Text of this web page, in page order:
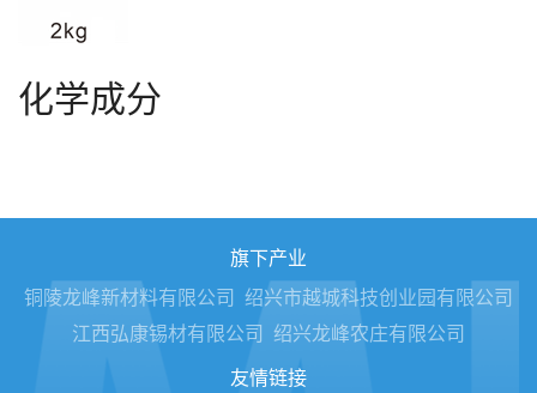
化学成分
旗下产业
铜陵龙峰新材料有限公司
绍兴市越城科技创业园有限公司
江西弘康锡材有限公司
绍兴龙峰农庄有限公司
友情链接